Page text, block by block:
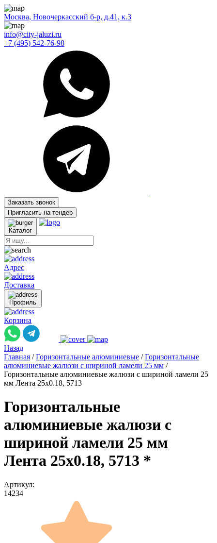
Москва, Новочеркасский б-р, д.41, к.3
info@city-jaluzi.ru
+7 (495) 542-76-98
Заказать звонок
Пригласить на тендер
Каталог
Адрес
Доставка
Профиль
Корзина
Назад
Главная / Горизонтальные алюминиевые / Горизонтальные
алюминиевые жалюзи с шириной ламели 25 мм /
Горизонтальные алюминиевые жалюзи с шириной ламели 25
мм Лента 25x0.18, 5713
Горизонтальные
алюминиевые жалюзи с
шириной ламели 25 мм
Лента 25x0.18, 5713 *
Артикул:
14234